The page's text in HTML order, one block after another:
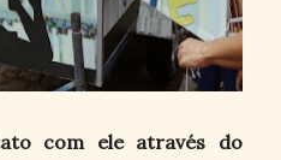
com ele através do